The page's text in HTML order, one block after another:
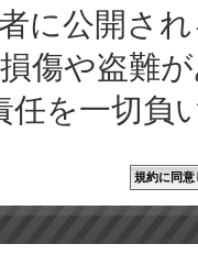
に公開さ
傷や盗難
任を一切負